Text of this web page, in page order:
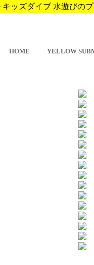
ッズダイブ 水遊びの
HOME YELLOW